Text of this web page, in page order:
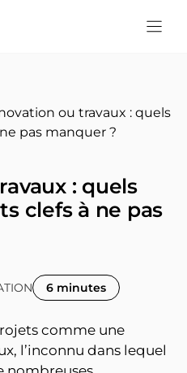
ou travaux : quels
pas manquer ?
: quels
clefs à ne pas
6 minutes
comme une
l’inconnu dans lequel